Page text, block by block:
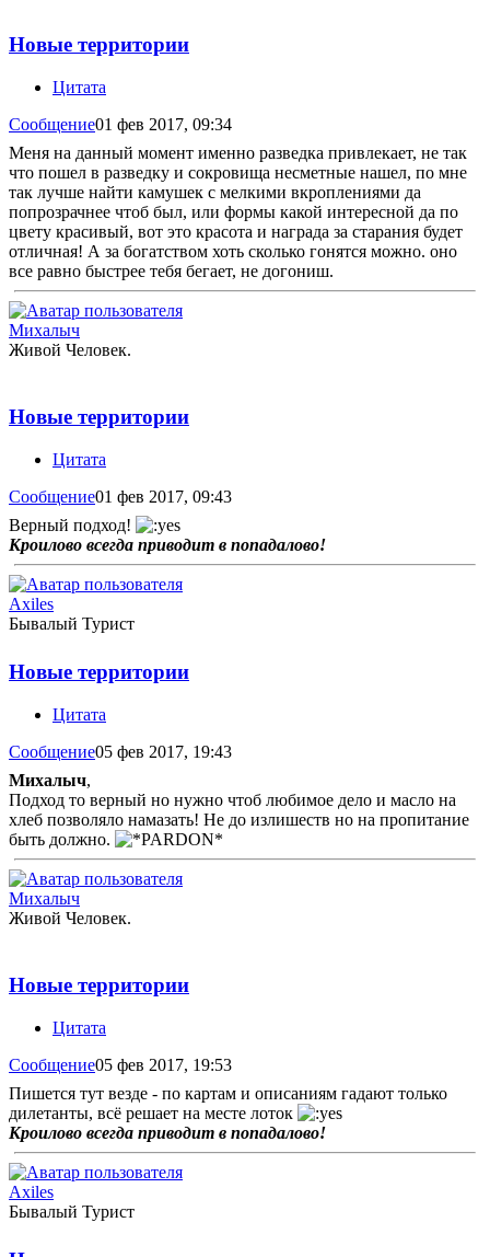
Новые территории
Цитата
Сообщение01 фев 2017, 09:34
Меня на данный момент именно разведка привлекает, не так
что пошел в разведку и сокровища несметные нашел, по мне
так лучше найти камушек с мелкими вкроплениями да
попрозрачнее чтоб был, или формы какой интересной да по
цвету красивый, вот это красота и награда за старания будет
отличная! А за богатством хоть сколько гонятся можно. оно
все равно быстрее тебя бегает, не догониш.
Михалыч
Живой Человек.
Новые территории
Цитата
Сообщение01 фев 2017, 09:43
Верный подход!
Кроилово всегда приводит в попадалово!
Axiles
Бывалый Турист
Новые территории
Цитата
Сообщение05 фев 2017, 19:43
Михалыч,
Подход то верный но нужно чтоб любимое дело и масло на
хлеб позволяло намазать! Не до излишеств но на пропитание
быть должно.
Михалыч
Живой Человек.
Новые территории
Цитата
Сообщение05 фев 2017, 19:53
Пишется тут везде - по картам и описаниям гадают только
дилетанты, всё решает на месте лоток
Кроилово всегда приводит в попадалово!
Axiles
Бывалый Турист